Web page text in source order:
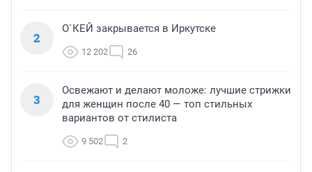
2
О`КЕЙ закрывается в Иркутске
12 202 26
3
Освежают и делают моложе: лучшие стрижки
для женщин после 40 — топ стильных
вариантов от стилиста
9 502 2